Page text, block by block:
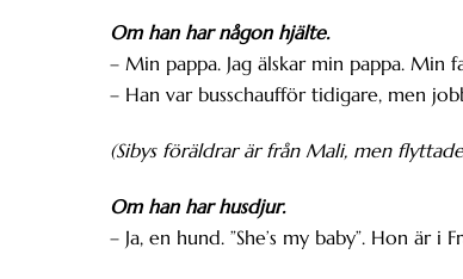
Om han har någon hjälte.
– Min pappa. Jag älskar min pappa.
– Han var busschaufför tidigare, men
(Sibys föräldrar är från Mali, men
Om han har husdjur.
– Ja, en hund. ”She’s my baby”. Hon är